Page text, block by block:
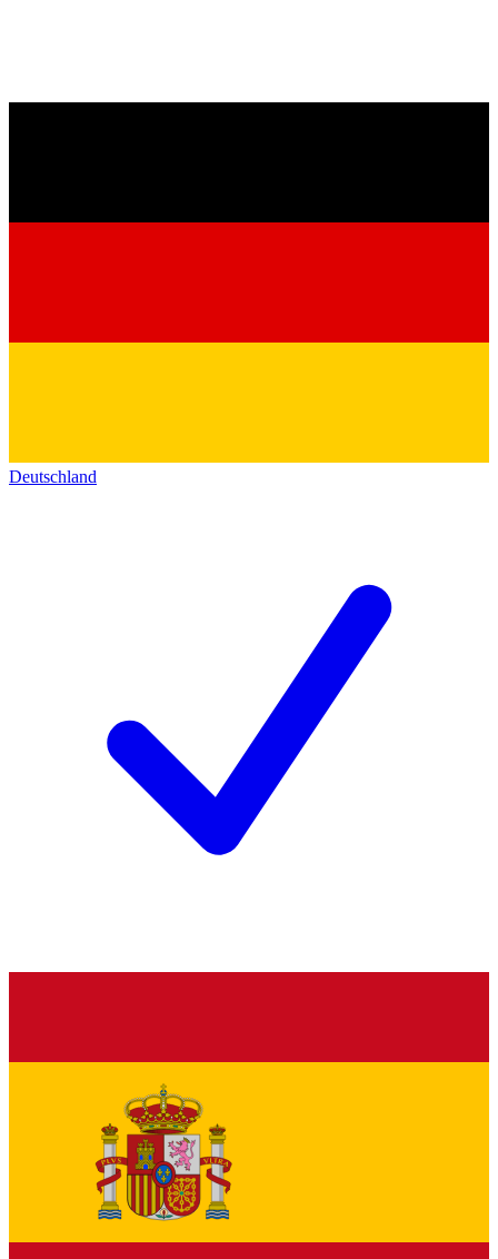
Deutschland